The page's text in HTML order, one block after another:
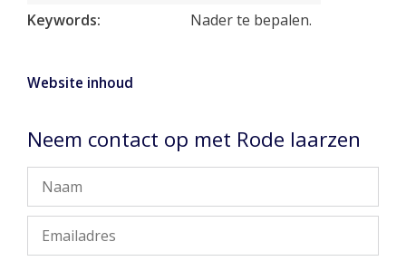
Keywords: Nader te bepalen.
Website inhoud
Neem contact op met Rode laarzen